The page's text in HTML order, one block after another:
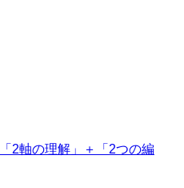
2軸の理解」＋「2つの編